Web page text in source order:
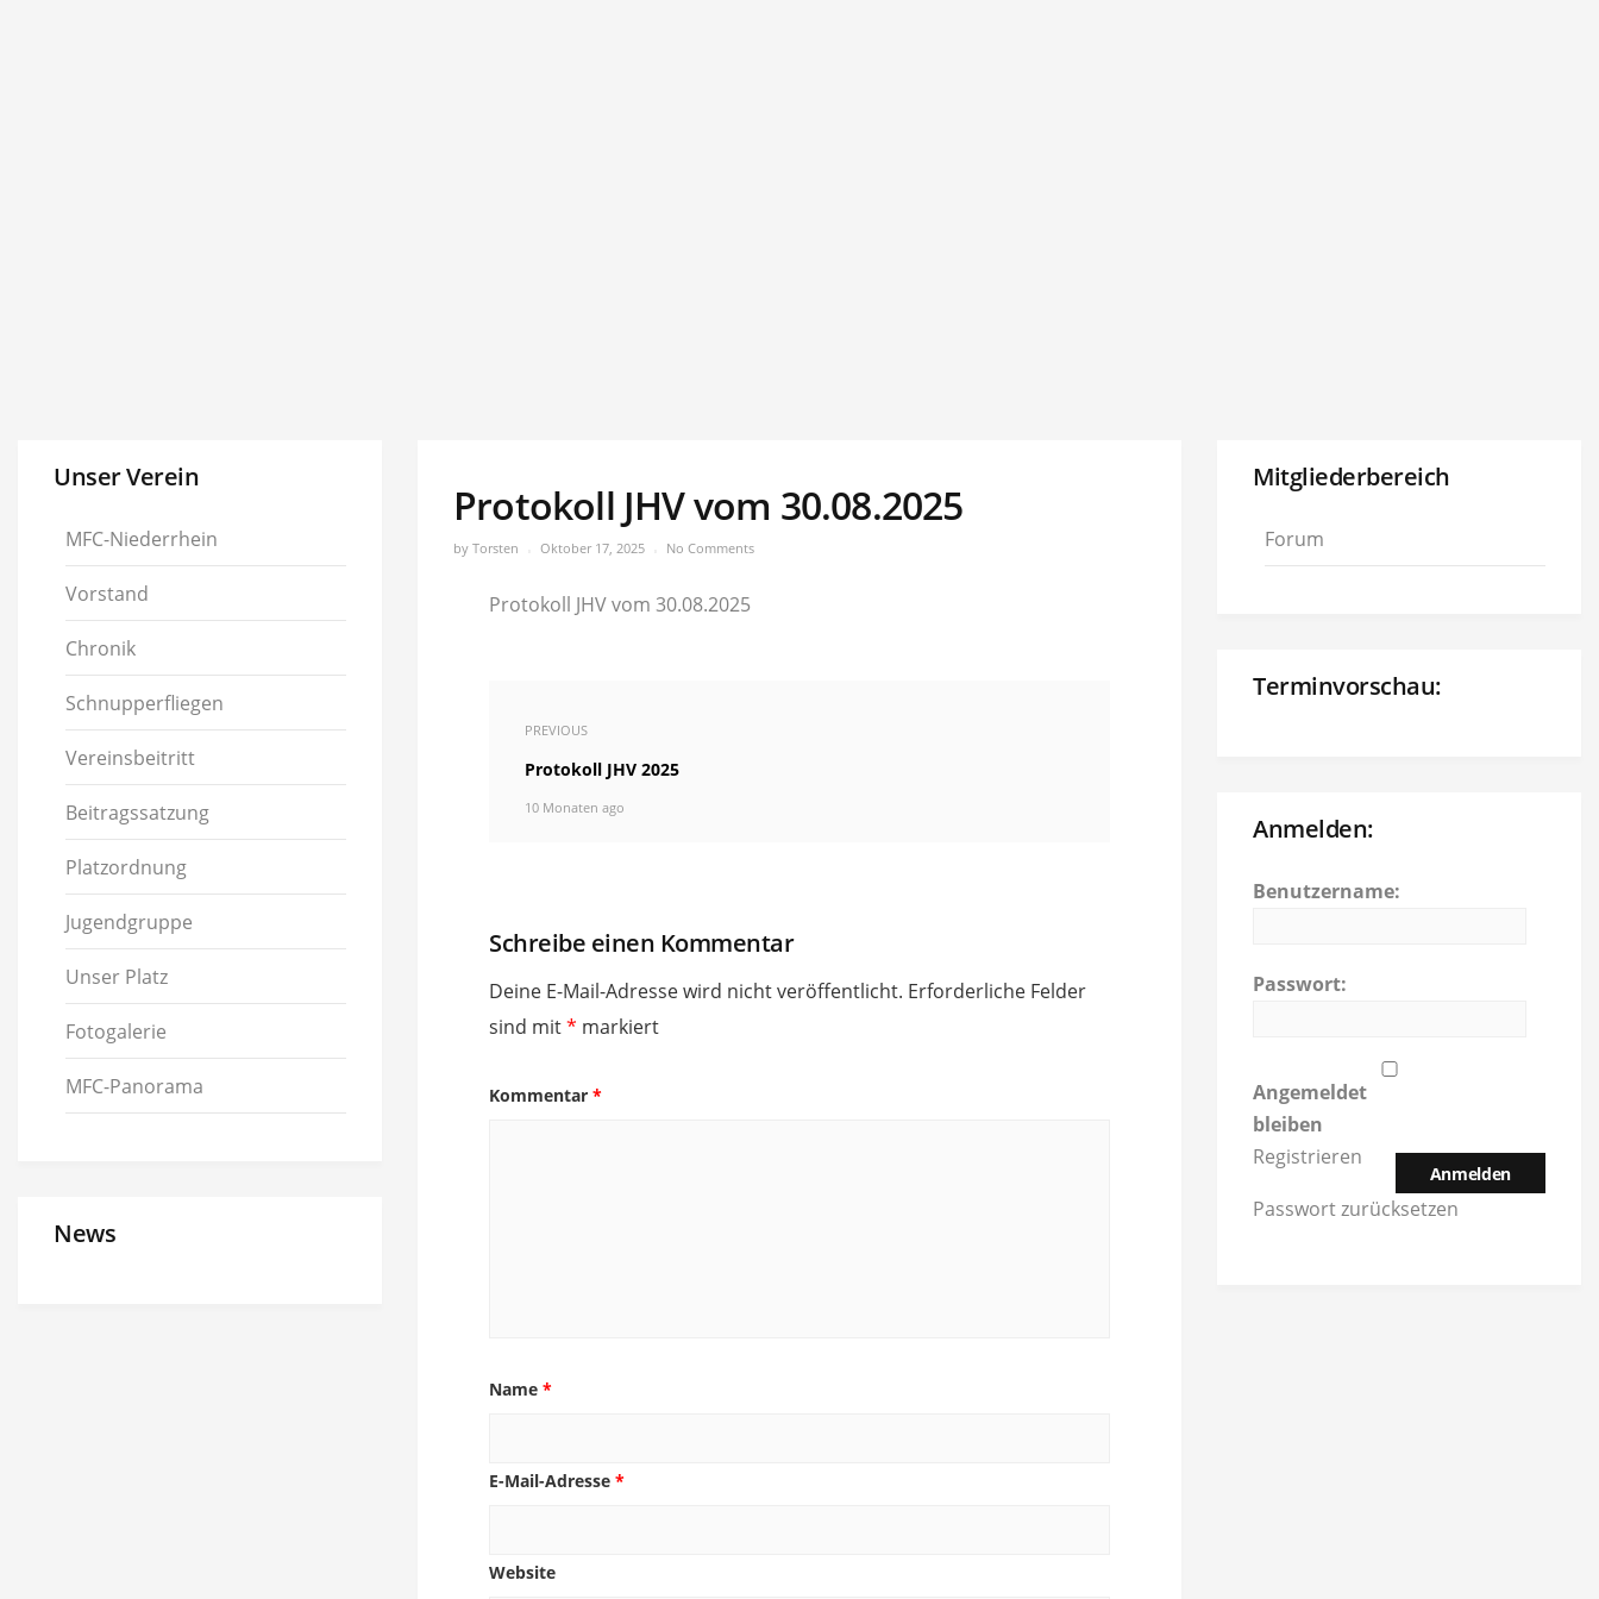
Unser Verein
MFC-Niederrhein
Vorstand
Chronik
Schnupperfliegen
Vereinsbeitritt
Beitragssatzung
Platzordnung
Jugendgruppe
Unser Platz
Fotogalerie
MFC-Panorama
News
Protokoll JHV vom 30.08.2025
by Torsten Oktober 17, 2025 No Comments
Protokoll JHV vom 30.08.2025
PREVIOUS
Protokoll JHV 2025
10 Monaten ago
Schreibe einen Kommentar
Deine E-Mail-Adresse wird nicht veröffentlicht. Erforderliche Felder
sind mit* markiert
Kommentar *
Name *
E-Mail-Adresse *
Website
Mitgliederbereich
Forum
Terminvorschau:
Anmelden:
Benutzername:
Passwort:
Angemeldet
bleiben
Anmelden
Registrieren
Passwort zurücksetzen